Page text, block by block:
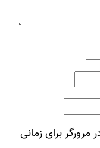
برای زمانی